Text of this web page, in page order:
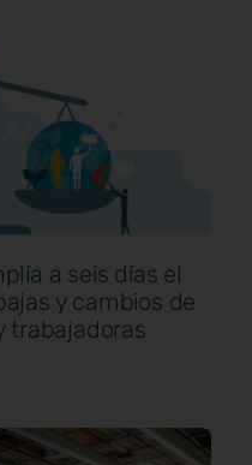
a seis días el
y cambios de
trabajadoras